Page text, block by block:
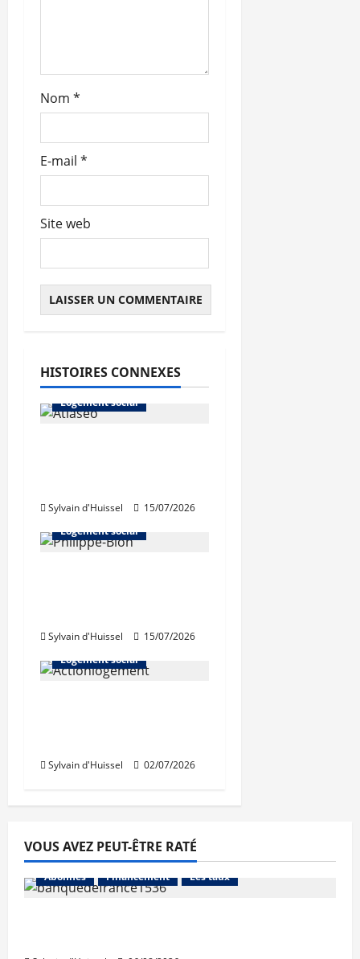
l
Nom *
E-mail *
Site web
HISTOIRES CONNEXES
L'actualité du neuf
Logement social
Sylvain d'Huissel 15/07/2026
Abonnés
Logement social
Sylvain d'Huissel 15/07/2026
Abonnés
Logement social
Sylvain d'Huissel 02/07/2026
VOUS AVEZ PEUT-ÊTRE RATÉ
Abonnés Financement Les taux